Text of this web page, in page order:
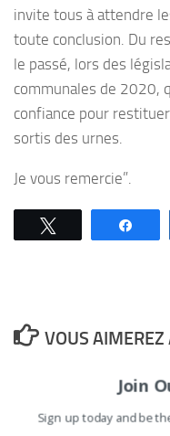
invite tous à attendre
toute conclusion. Du
le passé, lors des
communales de 2020,
confiance pour
sortis des urnes.
Je vous remercie”.
VOUS AIMEREZ
Join
Sign up today and be